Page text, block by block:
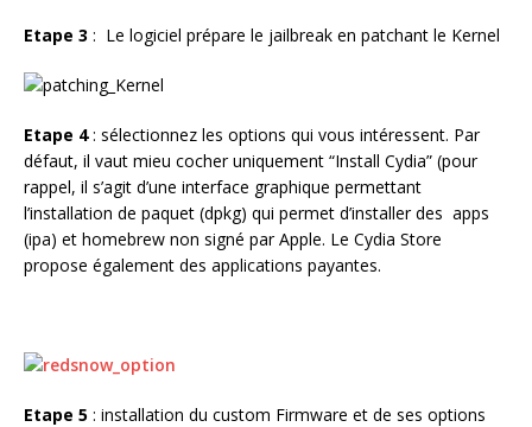
Etape 3 : Le logiciel prépare le jailbreak en patchant le Kernel
Etape 4: sélectionnez les options qui vous intéressent. Par
défaut, il vaut mieu cocher uniquement “Install Cydia” (pour
rappel, il s’agit d’une interface graphique permettant
l’installation de paquet (dpkg) qui permet d’installer des apps
(ipa) et homebrew non signé par Apple. Le Cydia Store
propose également des applications payantes.
Etape 5 : installation du custom Firmware et de ses options